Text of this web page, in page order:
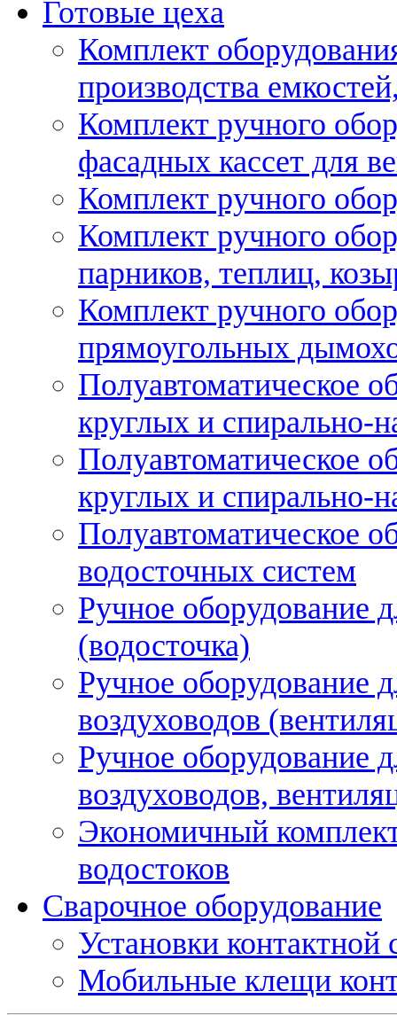
Готовые цеха
Комплект
производства
Комплект ручного
фасадных кассет для
Комплект ручного
Комплект ручного
парников, теплиц,
Комплект ручного
прямоугольных
Полуавтоматическое
круглых и спирально-
Полуавтоматическое
круглых и спирально-
Полуавтоматическое
водосточных систем
Ручное оборудование
(водосточка)
Ручное оборудование
воздуховодов
Ручное оборудование
воздуховодов,
Экономичный
водостоков
Сварочное оборудование
Установки
Мобильные клещи